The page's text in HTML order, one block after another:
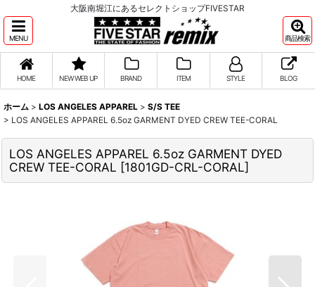
大阪南堀江にあるセレクトショップFIVESTAR
MENU 商品検索
HOME NEW WEB UP BRAND ITEM STYLE BLOG
ホーム > LOS ANGELES APPAREL > S/S TEE
> LOS ANGELES APPAREL 6.5oz GARMENT DYED CREW TEE-CORAL
LOS ANGELES APPAREL 6.5oz GARMENT DYED
CREW TEE-CORAL [1801GD-CRL-CORAL]